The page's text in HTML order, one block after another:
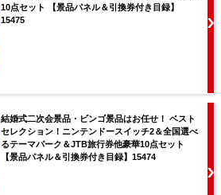
10点セット 【景品パネル＆引換券付き目録】
15475
結婚式二次会景品・ビンゴ景品はお任せ！ ベスト
セレクション！ニンテンドースイッチ2＆全国選べ
るテーマパーク＆JTB旅行券他豪華10点セット
【景品パネル＆引換券付き目録】15474